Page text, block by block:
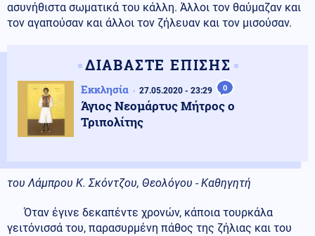
ασυνήθιστα σωματικά του κάλλη. Άλλοι τον θαύμαζαν και
τον αγαπούσαν και άλλοι τον ζήλευαν και τον μισούσαν.
ΔΙΑΒΑΣΤΕ ΕΠΙΣΗΣ
Εκκλησία 27.05.2020 - 23:29 0
Άγιος Νεομάρτυς Μήτρος ο
Τριπολίτης
του Λάμπρου Κ. Σκόντζου, Θεολόγου - Καθηγητή
Όταν έγινε δεκαπέντε χρονών, κάποια τουρκάλα
γειτόνισσά του, παρασυρμένη πάθος της ζήλιας και του